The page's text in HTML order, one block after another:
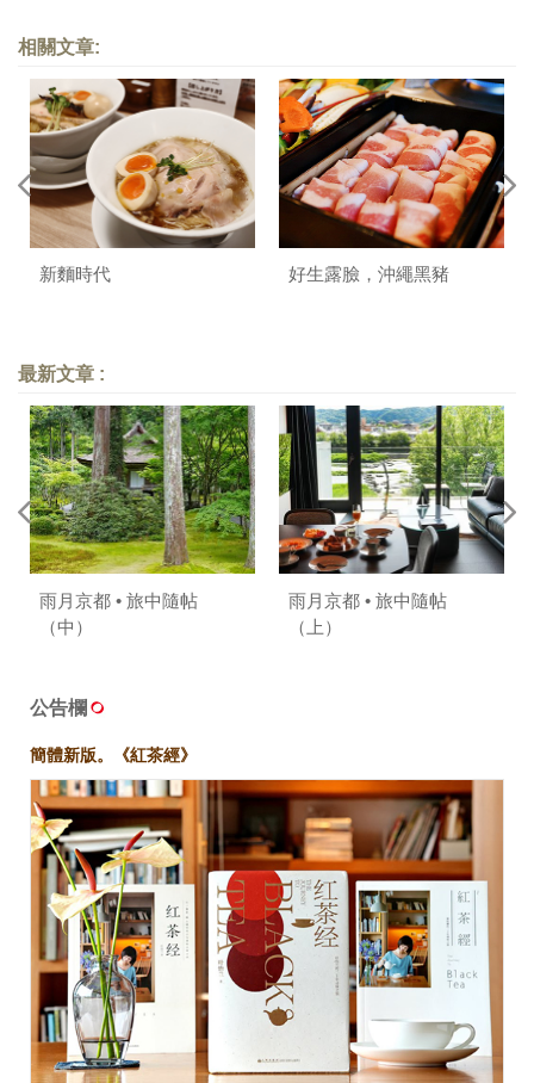
相關文章:
新麵時代 好生露臉，沖繩黑豬
最新文章 :
雨月京都 • 旅中隨帖
（中）
雨月京都 • 旅中隨帖
（上）
公告欄
簡體新版。《紅茶經》